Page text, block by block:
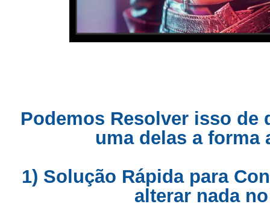
Podemos Resolver isso de
uma delas a forma
1) Solução Rápida para
alterar nada